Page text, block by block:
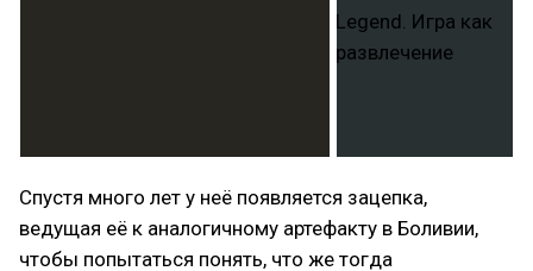
Спустя много лет у неё появляется зацепка,
ведущая её к аналогичному артефакту в Боливии,
чтобы попытаться понять, что же тогда